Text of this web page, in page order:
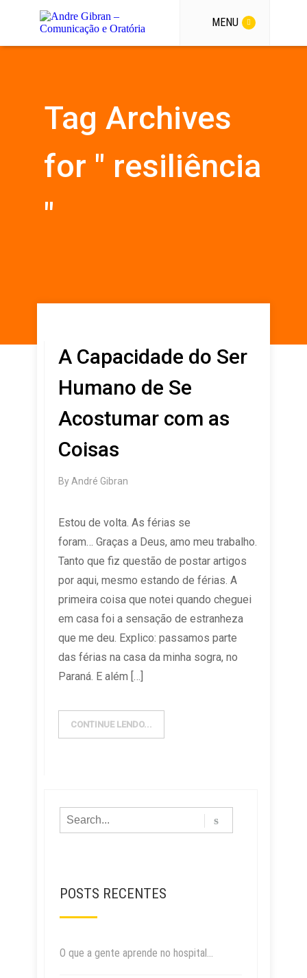
MENU
Tag Archives
for " resiliência
"
A Capacidade do Ser
Humano de Se
Acostumar com as
Coisas
By André Gibran
Estou de volta. As férias se
foram… Graças a Deus, amo meu trabalho.
Tanto que fiz questão de postar artigos
por aqui, mesmo estando de férias. A
primeira coisa que notei quando cheguei
em casa foi a sensação de estranheza
que me deu. Explico: passamos parte
das férias na casa da minha sogra, no
Paraná. E além […]
CONTINUE LENDO...
POSTS RECENTES
O que a gente aprende no hospital…